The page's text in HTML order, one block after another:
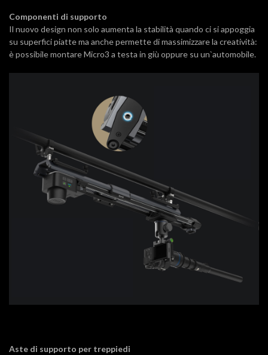
Componenti di supporto
Il nuovo design non solo aumenta la stabilità quando ci si appoggia
su superfici piatte ma anche permette di massimizzare la creatività:
è possibile montare Micro3 a testa in giù oppure su un`automobile.
Aste di supporto per treppiedi